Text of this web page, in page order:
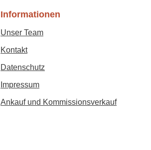
Informationen
Unser Team
Kontakt
Datenschutz
Impressum
Ankauf und Kommissionsverkauf